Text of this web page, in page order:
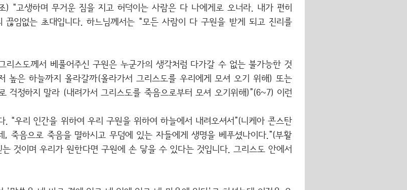
“고생하며 무거운 짐을 지고 허덕이는 사람은 다 나에게로 오너라. 내가 편히
끊임없는 초대입니다. 하느님께서는 “모든 사람이 다 구원을 받게 되고 진리를
리스도께서 베풀어주신 구원은 누군가의 생각처럼 다가갈 수 없는 불가능한 것
높은 하늘까지 올라갈까(올라가서 그리스도를 우리에게 모셔 오기 위해) 또는
걱정하지 말라 (내려가서 그리스도를 죽음으로부터 모셔 오기위해)”(6~7) 이런
“우리 인간을 위하여 우리 구원을 위하여 하늘에서 내려오셔서”(니케아 콘스탄
, 죽음으로 죽음을 멸하시고 무덤에 있는 자들에게 생명을 베푸셨나이다.”(부활
것이며 우리가 원한다면 구원에 손 닿을 수 있다는 것입니다. 그리스도 안에서